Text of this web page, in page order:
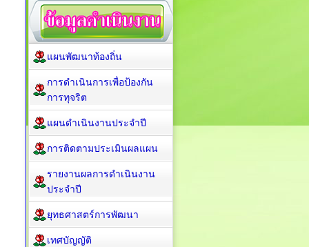
แผนพัฒนาท้องถิ่น
การดำเนินการเพื่อป้องกัน
การทุจริต
แผนดำเนินงานประจำปี
การติดตามประเมินผลแผน
รายงานผลการดำเนินงาน
ประจำปี
ยุทธศาสตร์การพัฒนา
เทศบัญญัติ